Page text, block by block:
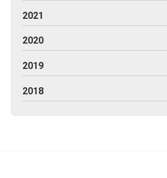
2021
2020
2019
2018